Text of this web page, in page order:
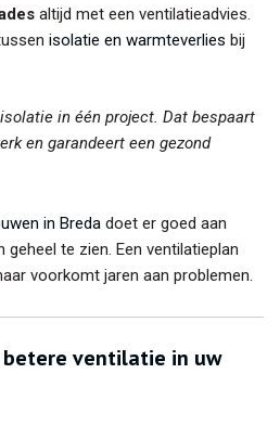
altijd met een ventilatieadvies.
isolatie en warmteverlies bij
in één project. Dat bespaart
en garandeert een gezond
in Breda doet er goed aan
te zien. Een ventilatieplan
voorkomt jaren aan problemen.
ventilatie in uw